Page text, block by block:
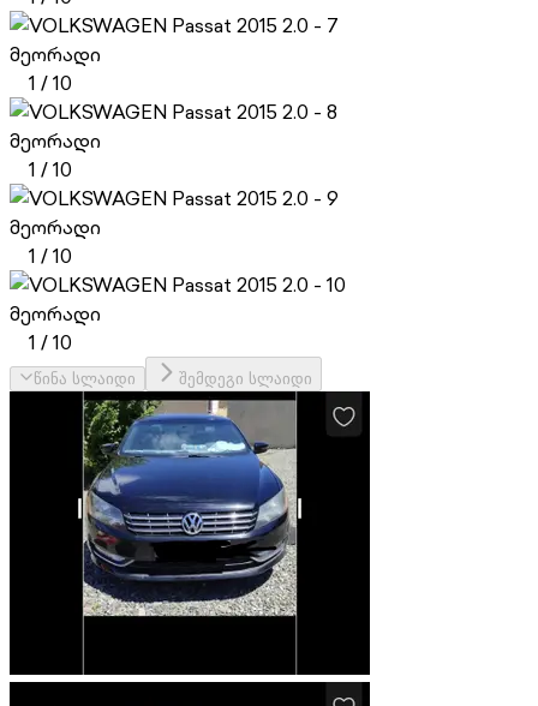
მეორადი
1 /10
მეორადი
1 /10
მეორადი
1 /10
მეორადი
1 /10
წინა სლაიდი შემდეგი სლაიდი